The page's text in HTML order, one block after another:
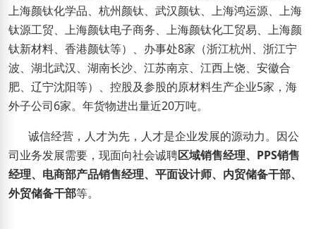
上海颜钛化学品、杭州颜钛、武汉颜钛、上海鸿运源、上海
钛源工贸、上海颜钛电子商务、上海颜钛化工贸易、上海颜
钛新材料、香港颜钛等）、办事处8家（浙江杭州、浙江宁
波、湖北武汉、湖南长沙、江苏南京、江西上饶、安徽合
肥、辽宁沈阳等）、控股及参股的原材料生产企业5家，海
外子公司6家。 年货物进出量近20万吨。
诚信经营，人才为先，人才是企业发展的源动力。因公
司业务发展需要，现面向社会诚聘区域销售经理、 PPS销售
经理、电商部产品销售经理、平面设计师、内贸储备干部、
外贸储备干部等。